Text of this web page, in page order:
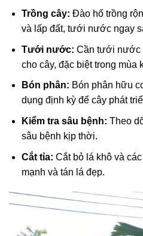
Trồng cây: Đào hố trồng
và lấp đất, tưới nước ngay
Tưới nước: Cần tưới nước
cho cây, đặc biệt trong mùa
Bón phân: Bón phân hữu
dụng định kỳ để cây phát
Kiểm tra sâu bệnh: Theo
sâu bệnh kịp thời.
Cắt tỉa: Cắt bỏ lá khô và
mạnh và tán lá đẹp.